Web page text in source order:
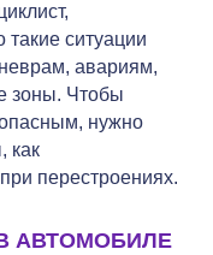
ситуации
авариям,
зоны. Чтобы
нужно
как
перестроениях.
АВТОМОБИЛЕ